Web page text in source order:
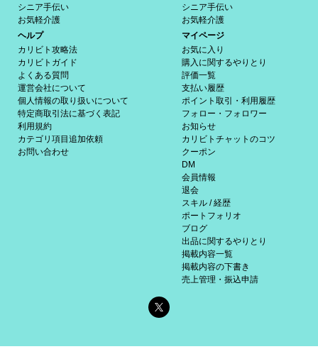
シニア手伝い
お気軽介護
シニア手伝い
お気軽介護
ヘルプ
カリビト攻略法
カリビトガイド
よくある質問
運営会社について
個人情報の取り扱いについて
特定商取引法に基づく表記
利用規約
カテゴリ項目追加依頼
お問い合わせ
マイページ
お気に入り
購入に関するやりとり
評価一覧
支払い履歴
ポイント取引・利用履歴
フォロー・フォロワー
お知らせ
カリビトチャットのコツ
クーポン
DM
会員情報
退会
スキル / 経歴
ポートフォリオ
ブログ
出品に関するやりとり
掲載内容一覧
掲載内容の下書き
売上管理・振込申請